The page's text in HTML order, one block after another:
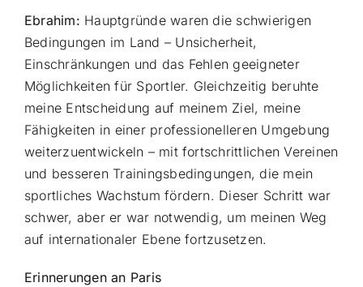
Ebrahim: Hauptgründe waren die schwierigen
Bedingungen im Land – Unsicherheit,
Einschränkungen und das Fehlen geeigneter
Möglichkeiten für Sportler. Gleichzeitig beruhte
meine Entscheidung auf meinem Ziel, meine
Fähigkeiten in einer professionelleren Umgebung
weiterzuentwickeln – mit fortschrittlichen Vereinen
und besseren Trainingsbedingungen, die mein
sportliches Wachstum fördern. Dieser Schritt war
schwer, aber er war notwendig, um meinen Weg
auf internationaler Ebene fortzusetzen.
Erinnerungen an Paris